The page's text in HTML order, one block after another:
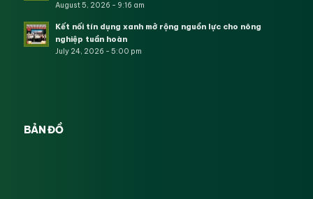
August 5, 2026 - 9:16 am
Kết nối tín dụng xanh mở rộng nguồn lực cho nông
nghiệp tuần hoàn
July 24, 2026 - 5:00 pm
BẢN ĐỒ